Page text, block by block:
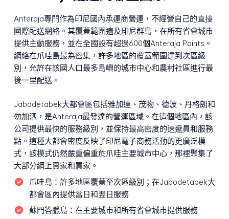
Anteraja專門作為印尼國內承運商營運，不經營自己的直接
國際配送網絡。其覆蓋範圍遍及印尼群島，在所有省會城市
提供主動服務，並在全國設有超過600個Anteraja Points。
網絡在爪哇島最為密集，許多地區的覆蓋範圍達到次區級
別，允許在該國人口最多島嶼的城市中心和農村社區進行最
後一里配送。
Jabodetabek大都會區包括雅加達、茂物、德波、丹格朗和
勿加泗，是Anteraja最發達的營運區域。在這個地區內，該
公司提供最快的服務級別，並保持最高密度的速遞員和服務
點。這種大都會密度反映了印尼電子商務活動的更廣泛模
式，該模式仍然嚴重偏重於爪哇主要城市中心，那裡聚集了
大部分網上賣家和買家。
爪哇島： 許多地區覆蓋至次區級別；在Jabodetabek大
都會區內提供當日和翌日服務
蘇門答臘島： 在主要城市和所有省會城市提供服務